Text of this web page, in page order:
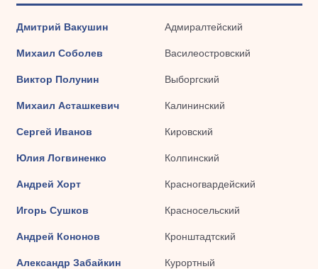
Дмитрий Вакушин Адмиралтейский
Михаил Соболев Василеостровский
Виктор Полунин Выборгский
Михаил Асташкевич Калининский
Сергей Иванов Кировский
Юлия Логвиненко Колпинский
Андрей Хорт Красногвардейский
Игорь Сушков Красносельский
Андрей Кононов Кронштадтский
Александр Забайкин Курортный